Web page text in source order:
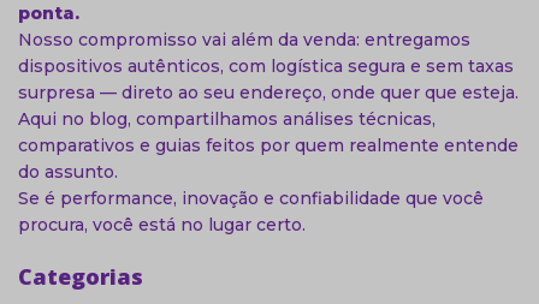
ponta.
Nosso compromisso vai além da venda: entregamos
dispositivos autênticos, com logística segura e sem taxas
surpresa — direto ao seu endereço, onde quer que esteja.
Aqui no blog, compartilhamos análises técnicas,
comparativos e guias feitos por quem realmente entende
do assunto.
Se é performance, inovação e confiabilidade que você
procura, você está no lugar certo.
Categorias